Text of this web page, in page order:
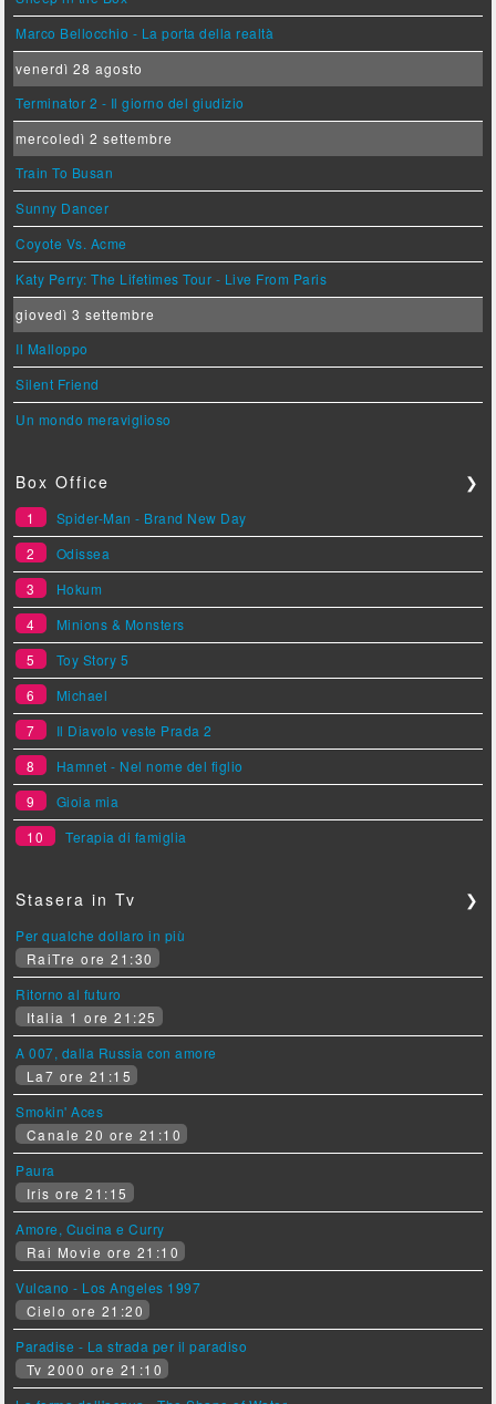
Marco Bellocchio - La porta della realtà
venerdì 28 agosto
Terminator 2 - Il giorno del giudizio
mercoledì 2 settembre
Train To Busan
Sunny Dancer
Coyote Vs. Acme
Katy Perry: The Lifetimes Tour - Live From Paris
giovedì 3 settembre
Il Malloppo
Silent Friend
Un mondo meraviglioso
Box Office ❯
1
Spider-Man - Brand New Day
2
Odissea
3
Hokum
4
Minions & Monsters
5
Toy Story 5
6
Michael
7
Il Diavolo veste Prada 2
8
Hamnet - Nel nome del figlio
9
Gioia mia
10
Terapia di famiglia
Stasera in Tv ❯
Per qualche dollaro in più
RaiTre ore 21:30
Ritorno al futuro
Italia 1 ore 21:25
A 007, dalla Russia con amore
La7 ore 21:15
Smokin' Aces
Canale 20 ore 21:10
Paura
Iris ore 21:15
Amore, Cucina e Curry
Rai Movie ore 21:10
Vulcano - Los Angeles 1997
Cielo ore 21:20
Paradise - La strada per il paradiso
Tv 2000 ore 21:10